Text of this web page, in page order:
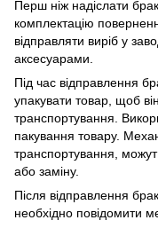
Перш ніж надіслати
комплектацію
відправляти виріб у
аксесуарами.
Під час відправлення
упакувати товар, щоб
транспортування.
пакування товару.
транспортування,
або заміну.
Після відправлення
необхідно повідомити